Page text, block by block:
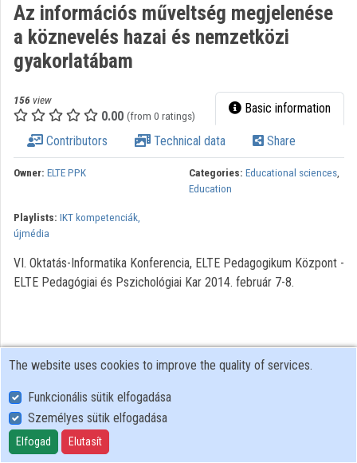
Contributors
Appearance:light
Az információs műveltség megjelenése
a köznevelés hazai és nemzetközi
gyakorlatábam
156 view
0.00 (from 0 ratings) Basic information
Contributors Technical data Share
Owner: ELTE PPK Categories: Educational sciences,
Education
Playlists: IKT kompetenciák,
újmédia
VI. Oktatás-Informatika Konferencia, ELTE Pedagogikum Központ -
ELTE Pedagógiai és Pszichológiai Kar 2014. február 7-8.
User Policy
Adatkezelési tájékoztató (en)
Cookie Policy
The website uses cookies to improve the quality of services.
Funkcionális sütik elfogadása
Személyes sütik elfogadása
Elfogad Elutasít